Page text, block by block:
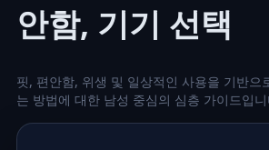
안함, 기기 선택
핏, 편안함, 위생 및 일상적인 사용을 기반으
는 방법에 대한 남성 중심의 심층 가이드입